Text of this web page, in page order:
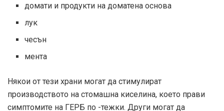
домати и продукти на доматена основа
лук
чесън
мента
Някои от тези храни могат да стимулират
производството на стомашна киселина, което прави
симптомите на ГЕРБ по -тежки. Други могат да